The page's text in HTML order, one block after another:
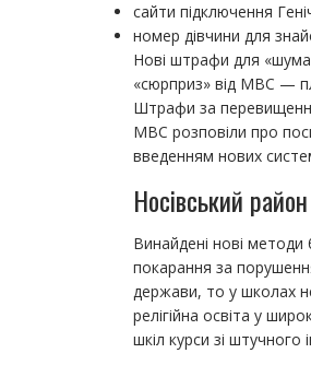
сайти підключення
номер дівчини для
Нові штрафи для
«сюрприз» від МВС —
Штрафи за
МВС розповіли про
введенням нових
Носівський район
Винайдені нові
покарання за
держави, то у школах
релігійна освіта у
шкіл курси зі штучного